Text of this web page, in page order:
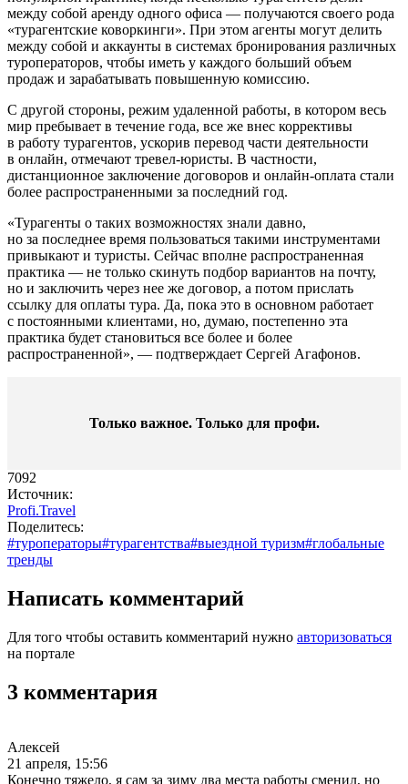
между собой аренду одного офиса — получаются своего рода
«турагентские коворкинги». При этом агенты могут делить
между собой и аккаунты в системах бронирования различных
туроператоров, чтобы иметь у каждого больший объем
продаж и зарабатывать повышенную комиссию.
С другой стороны, режим удаленной работы, в котором весь
мир пребывает в течение года, все же внес коррективы
в работу турагентов, ускорив перевод части деятельности
в онлайн, отмечают тревел-юристы. В частности,
дистанционное заключение договоров и онлайн-оплата стали
более распространенными за последний год.
«Турагенты о таких возможностях знали давно,
но за последнее время пользоваться такими инструментами
привыкают и туристы. Сейчас вполне распространенная
практика — не только скинуть подбор вариантов на почту,
но и заключить через нее же договор, а потом прислать
ссылку для оплаты тура. Да, пока это в основном работает
с постоянными клиентами, но, думаю, постепенно эта
практика будет становиться все более и более
распространенной», — подтверждает Сергей Агафонов.
Только важное. Только для профи.​
7092
Источник:
Profi.Travel
Поделитесь:
#туроператоры#турагентства#выездной туризм#глобальные
тренды
Написать комментарий
Для того чтобы оставить комментарий нужно авторизоваться
на портале
3 комментария
Алексей
21 апреля, 15:56
Конечно тяжело, я сам за зиму два места работы сменил, но